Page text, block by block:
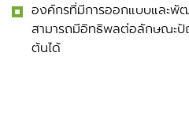
องค์กรที่มีการออกแบบและ
สามารถมีอิทธิพลต่อลักษณะ
ต้นได้